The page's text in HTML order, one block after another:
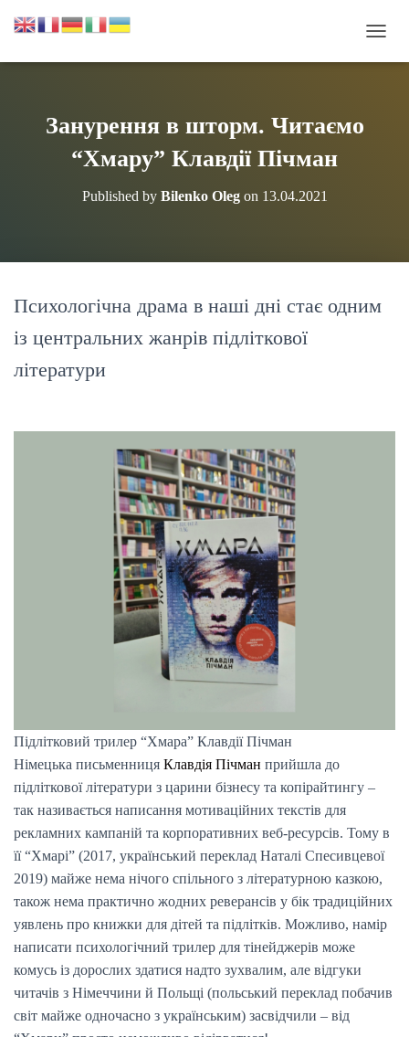
Е
А
Занурення в шторм. Читаємо
“Хмару” Клавдії Пічман
Published by Bilenko Olegon 13.04.2021
Психологічна драма в наші дні стає одним
із центральних жанрів підліткової
літератури
Підлітковий трилер “Хмара” Клавдії Пічман
Німецька письменниця Клавдія Пічман прийшла до
підліткової літератури з царини бізнесу та копірайтингу –
так називається написання мотиваційних текстів для
рекламних кампаній та корпоративних веб-ресурсів. Тому в
її “Хмарі” (2017, український переклад Наталі Спесивцевої
2019) майже нема нічого спільного з літературною казкою,
також нема практично жодних реверансів у бік традиційних
уявлень про книжки для дітей та підлітків. Можливо, намір
написати психологічний трилер для тінейджерів може
комусь із дорослих здатися надто зухвалим, але відгуки
читачів з Німеччини й Польщі (польський переклад побачив
світ майже одночасно з українським) засвідчили – від